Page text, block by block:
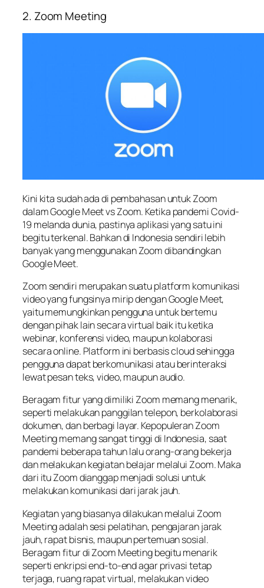
2. Zoom Meeting
Kini kita sudah ada di pembahasan untuk Zoom
dalam Google Meet vs Zoom. Ketika pandemi Covid-
19 melanda dunia, pastinya aplikasi yang satu ini
begitu terkenal. Bahkan di Indonesia sendiri lebih
banyak yang menggunakan Zoom dibandingkan
Google Meet.
Zoom sendiri merupakan suatu platform komunikasi
video yang fungsinya mirip dengan Google Meet,
yaitu memungkinkan pengguna untuk bertemu
dengan pihak lain secara virtual baik itu ketika
webinar, konferensi video, maupun kolaborasi
secara online. Platform ini berbasis cloud sehingga
pengguna dapat berkomunikasi atau berinteraksi
lewat pesan teks, video, maupun audio.
Beragam fitur yang dimiliki Zoom memang menarik,
seperti melakukan panggilan telepon, berkolaborasi
dokumen, dan berbagi layar. Kepopuleran Zoom
Meeting memang sangat tinggi di Indonesia, saat
pandemi beberapa tahun lalu orang-orang bekerja
dan melakukan kegiatan belajar melalui Zoom. Maka
dari itu Zoom dianggap menjadi solusi untuk
melakukan komunikasi dari jarak jauh.
Kegiatan yang biasanya dilakukan melalui Zoom
Meeting adalah sesi pelatihan, pengajaran jarak
jauh, rapat bisnis, maupun pertemuan sosial.
Beragam fitur di Zoom Meeting begitu menarik
seperti enkripsi end-to-end agar privasi tetap
terjaga, ruang rapat virtual, melakukan video